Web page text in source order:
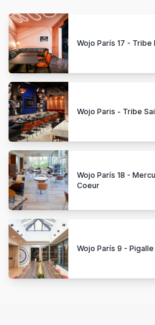
Wojo París 17 - Tribe
Wojo Paris - Tribe
Wojo París 18 -
Coeur
Wojo París 9 - Pigalle